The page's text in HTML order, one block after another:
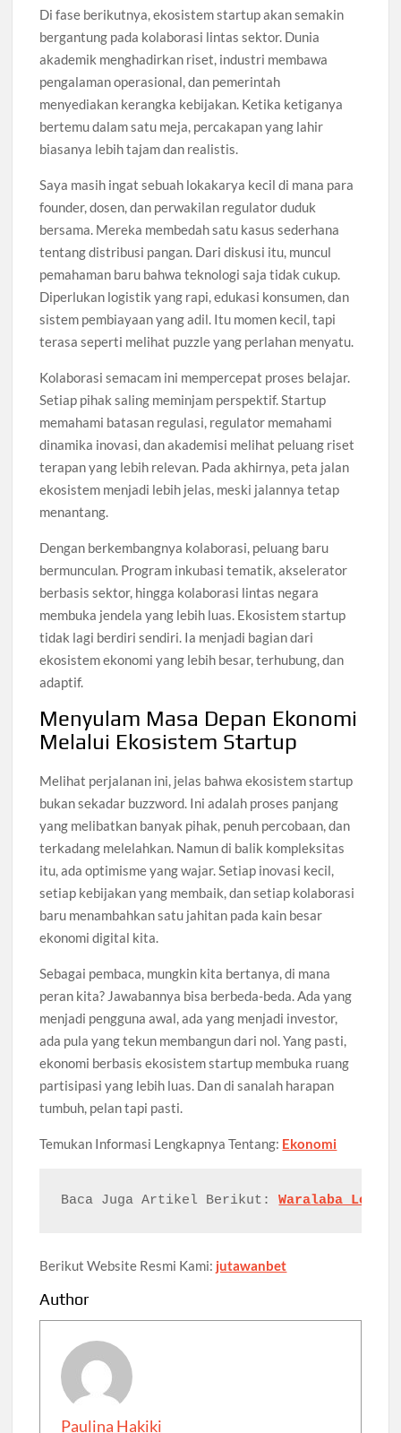
Di fase berikutnya, ekosistem startup akan semakin
bergantung pada kolaborasi lintas sektor. Dunia
akademik menghadirkan riset, industri membawa
pengalaman operasional, dan pemerintah
menyediakan kerangka kebijakan. Ketika ketiganya
bertemu dalam satu meja, percakapan yang lahir
biasanya lebih tajam dan realistis.
Saya masih ingat sebuah lokakarya kecil di mana para
founder, dosen, dan perwakilan regulator duduk
bersama. Mereka membedah satu kasus sederhana
tentang distribusi pangan. Dari diskusi itu, muncul
pemahaman baru bahwa teknologi saja tidak cukup.
Diperlukan logistik yang rapi, edukasi konsumen, dan
sistem pembiayaan yang adil. Itu momen kecil, tapi
terasa seperti melihat puzzle yang perlahan menyatu.
Kolaborasi semacam ini mempercepat proses belajar.
Setiap pihak saling meminjam perspektif. Startup
memahami batasan regulasi, regulator memahami
dinamika inovasi, dan akademisi melihat peluang riset
terapan yang lebih relevan. Pada akhirnya, peta jalan
ekosistem menjadi lebih jelas, meski jalannya tetap
menantang.
Dengan berkembangnya kolaborasi, peluang baru
bermunculan. Program inkubasi tematik, akselerator
berbasis sektor, hingga kolaborasi lintas negara
membuka jendela yang lebih luas. Ekosistem startup
tidak lagi berdiri sendiri. Ia menjadi bagian dari
ekosistem ekonomi yang lebih besar, terhubung, dan
adaptif.
Menyulam Masa Depan Ekonomi
Melalui Ekosistem Startup
Melihat perjalanan ini, jelas bahwa ekosistem startup
bukan sekadar buzzword. Ini adalah proses panjang
yang melibatkan banyak pihak, penuh percobaan, dan
terkadang melelahkan. Namun di balik kompleksitas
itu, ada optimisme yang wajar. Setiap inovasi kecil,
setiap kebijakan yang membaik, dan setiap kolaborasi
baru menambahkan satu jahitan pada kain besar
ekonomi digital kita.
Sebagai pembaca, mungkin kita bertanya, di mana
peran kita? Jawabannya bisa berbeda-beda. Ada yang
menjadi pengguna awal, ada yang menjadi investor,
ada pula yang tekun membangun dari nol. Yang pasti,
ekonomi berbasis ekosistem startup membuka ruang
partisipasi yang lebih luas. Dan di sanalah harapan
tumbuh, pelan tapi pasti.
Temukan Informasi Lengkapnya Tentang: Ekonomi
Baca Juga Artikel Berikut: Waralaba
Berikut Website Resmi Kami: jutawanbet
Author
Paulina Hakiki